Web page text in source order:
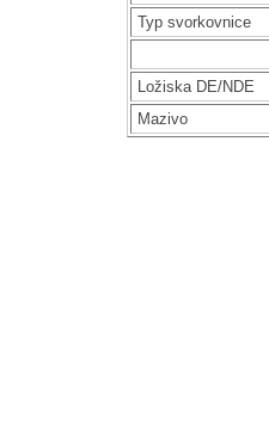
Typ svorkovnice
Ložiska DE/NDE
Mazivo